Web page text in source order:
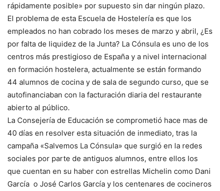
rápidamente posible» por supuesto sin dar ningún plazo.
El problema de esta Escuela de Hostelería es que los
empleados no han cobrado los meses de marzo y abril, ¿Es
por falta de liquidez de la Junta? La Cónsula es uno de los
centros más prestigioso de España y a nivel internacional
en formación hostelera, actualmente se están formando
44 alumnos de cocina y de sala de segundo curso, que se
autofinanciaban con la facturación diaria del restaurante
abierto al público.
La Consejería de Educación se comprometió hace mas de
40 días en resolver esta situación de inmediato, tras la
campaña «Salvemos La Cónsula» que surgió en la redes
sociales por parte de antiguos alumnos, entre ellos los
que cuentan en su haber con estrellas Michelin como Dani
García o José Carlos García y los centenares de cocineros